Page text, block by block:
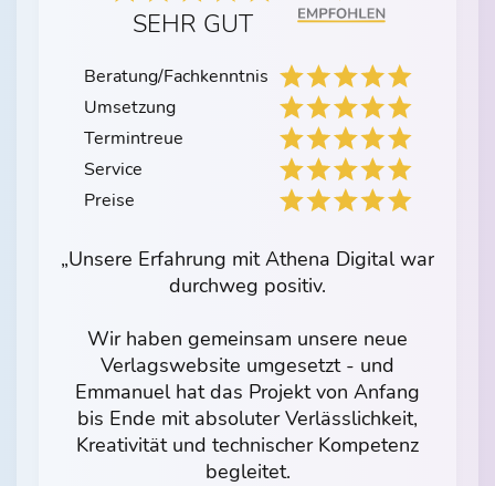
SEHR GUT
Beratung/Fachkenntnis
Umsetzung
Termintreue
Service
Preise
„Unsere Erfahrung mit Athena Digital war
durchweg positiv.
Wir haben gemeinsam unsere neue
Verlagswebsite umgesetzt - und
Emmanuel hat das Projekt von Anfang
bis Ende mit absoluter Verlässlichkeit,
Kreativität und technischer Kompetenz
begleitet.